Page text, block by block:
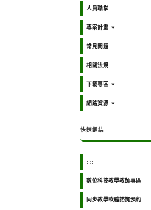
人員職掌
專案計畫
常見問題
相關法規
下載專區
網路資源
快速鏈結
:::
數位科技教學教師專區
同步教學軟體諮詢預約